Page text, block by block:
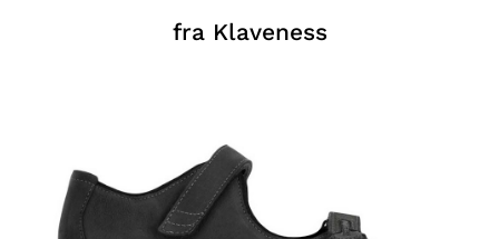
fra Klaveness